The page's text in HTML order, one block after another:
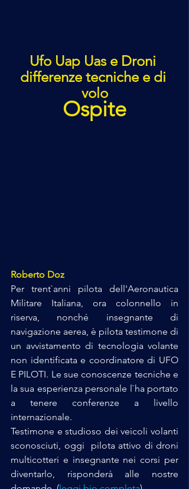
Ufo Uap Uas e Droni
differenze tecniche e di
volo
Ospite
Roberto Doz
Per trent`anni pilota dell'Aeronautica
Militare Italiana, ora colonnello in
riserva, nonché insegnante di
navigazione aerea, è pilota testimone di
un avvistamento di tecnologia volante
non identificata e coordinatore di UFO
E PILOTI. Le sue conoscenze tecniche e
la sua esperienza personale l`ha portato
a tenere conferenze a livello
internazionale.
Testimone e studioso dei veicoli volanti
sconosciuti, oggi  pilota attivo di droni
multicotteri e insegnante nei corsi per
diventarlo, risponderà alle nostre